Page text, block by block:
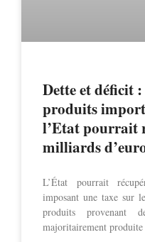
Dette et déficit
produits
l’Etat pourrait
milliards
L’État pourrait
imposant une taxe sur
produits provenant
majoritairement